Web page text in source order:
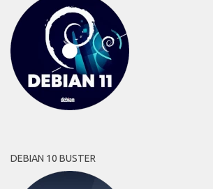
DEBIAN 10 BUSTER